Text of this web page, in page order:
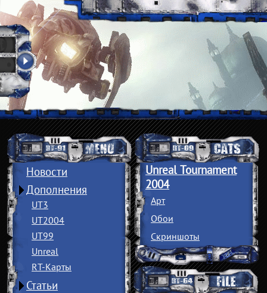
Новости
Дополнения
UT3
UT2004
UT99
Unreal
RT-Карты
Статьи
Unreal Tournament
2004
Арт
Обои
Скриншоты